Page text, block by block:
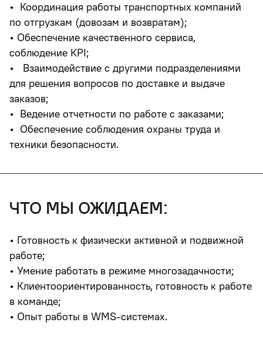
• Координация работы транспортных компаний
по отгрузкам (довозам и возвратам);
• Обеспечение качественного сервиса,
соблюдение KPI;
• Взаимодействие с другими подразделениями
для решения вопросов по доставке и выдаче
заказов;
• Ведение отчетности по работе с заказами;
• Обеспечение соблюдения охраны труда и
техники безопасности.
что мы ожидаем:
• Готовность к физически активной и подвижной
работе;
• Умение работать в режиме многозадачности;
• Клиентоориентированность, готовность к работе
в команде;
• Опыт работы в WMS-системах.